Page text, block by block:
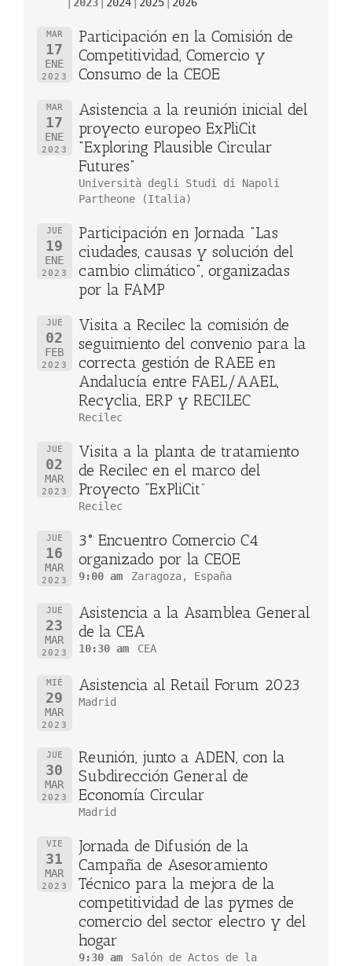
2023 2024 2025 2026
MAR
17
ENE
2023
Participación en la Comisión de
Competitividad, Comercio y
Consumo de la CEOE
MAR
17
ENE
2023
Asistencia a la reunión inicial del
proyecto europeo ExPliCit
"Exploring Plausible Circular
Futures"
Università degli Studi di Napoli
Partheone (Italia)
JUE
19
ENE
2023
Participación en Jornada "Las
ciudades, causas y solución del
cambio climático", organizadas
por la FAMP
JUE
02
FEB
2023
Visita a Recilec la comisión de
seguimiento del convenio para la
correcta gestión de RAEE en
Andalucía entre FAEL/AAEL,
Recyclia, ERP y RECILEC
Recilec
JUE
02
MAR
2023
Visita a la planta de tratamiento
de Recilec en el marco del
Proyecto “ExPliCit”
Recilec
JUE
16
MAR
2023
3° Encuentro Comercio C4
organizado por la CEOE
9:00 am Zaragoza, España
JUE
23
MAR
2023
Asistencia a la Asamblea General
de la CEA
10:30 am CEA
MIÉ
29
MAR
2023
Asistencia al Retail Forum 2023
Madrid
JUE
30
MAR
2023
Reunión, junto a ADEN, con la
Subdirección General de
Economía Circular
Madrid
VIE
31
MAR
2023
Jornada de Difusión de la
Campaña de Asesoramiento
Técnico para la mejora de la
competitividad de las pymes de
comercio del sector electro y del
hogar
9:30 am
Salón de Actos de la